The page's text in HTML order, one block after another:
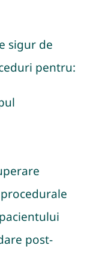
sigur de
pentru:
post-